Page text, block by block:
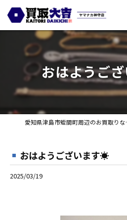
おはようご
愛知県津
おはようございます☀
2025/03/19